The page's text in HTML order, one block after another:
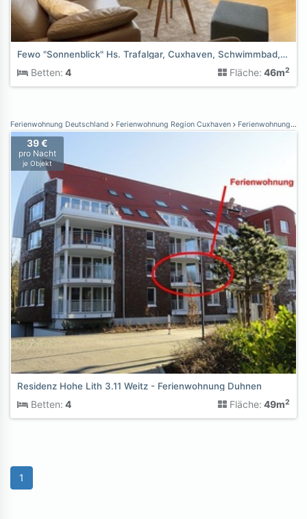
Fewo "Sonnenblick" Hs. Trafalgar, Cuxhaven, Schwimmbad,Sauna
Betten: 4 Fläche: 46m2
Ferienwohnung Deutschland Ferienwohnung Region Cuxhaven Ferienwohnung Cuxhaven-Duhnen
39 €
pro Nacht
je Objekt
Residenz Hohe Lith 3.11 Weitz - Ferienwohnung Duhnen
Betten: 4 Fläche: 49m2
1